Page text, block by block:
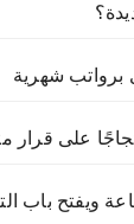
برواتب شهرية
على قرار